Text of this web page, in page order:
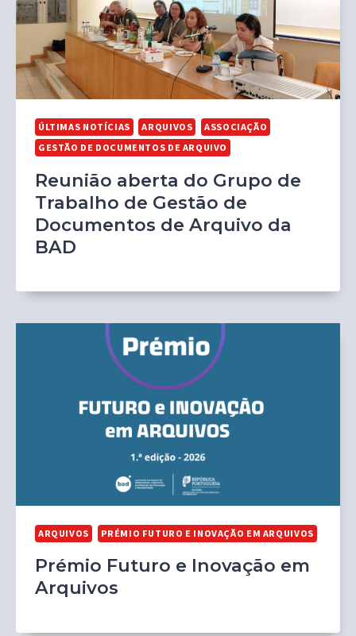
ÚLTIMAS NOTÍCIAS ARQUIVOS
ASSOCIAÇÃO
GESTÃO DE DOCUMENTOS DE ARQUIVO
Reunião aberta do Grupo de
Trabalho de Gestão de
Documentos de Arquivo da
BAD
ARQUIVOS PRÉMIO FUTURO E INOVAÇÃO EM ARQUIVOS
Prémio Futuro e Inovação em
Arquivos